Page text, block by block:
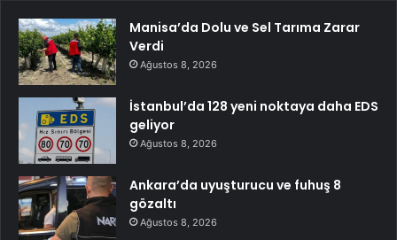
Manisa’da Dolu ve Sel Tarıma Zarar
Verdi
Ağustos 8, 2026
İstanbul’da 128 yeni noktaya daha EDS
geliyor
Ağustos 8, 2026
Ankara’da uyuşturucu ve fuhuş 8
gözaltı
Ağustos 8, 2026